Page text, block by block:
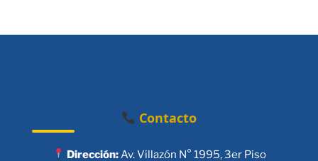
Contacto
Dirección:Av. Villazón N° 1995, 3er Piso